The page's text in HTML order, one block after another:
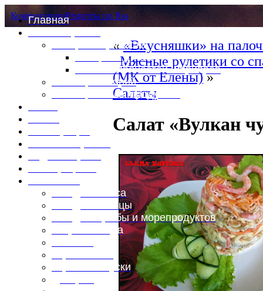
Главная
Специи и пряности
Специи и диета
Каталог пряностей и приправ
Таблица калорий
Таблица массы продуктов
Блюда из мяса
Блюда из птицы
Блюда из рыбы и морепродуктов
Вторые блюда
Горячие закуски
КомментарииРецепты по Rss
««Вкусняшки» на
Мясные рулетики со
(МК от Елены) »
Салаты
Салат «Вулкан